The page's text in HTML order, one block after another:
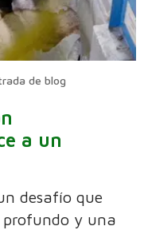
de blog
a un
desafío que
profundo y una